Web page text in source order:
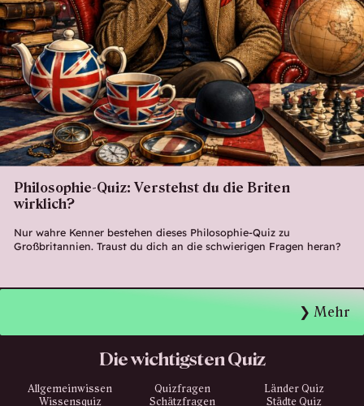
Philosophie-Quiz: Verstehst du die Briten
wirklich?
Nur wahre Kenner bestehen dieses Philosophie-Quiz zu
Großbritannien. Traust du dich an die schwierigen Fragen heran?
Mehr
Die wichtigsten Quiz
Allgemeinwissen Quizfragen
Länder Quiz
Wissensquiz
Schätzfragen Städte Quiz